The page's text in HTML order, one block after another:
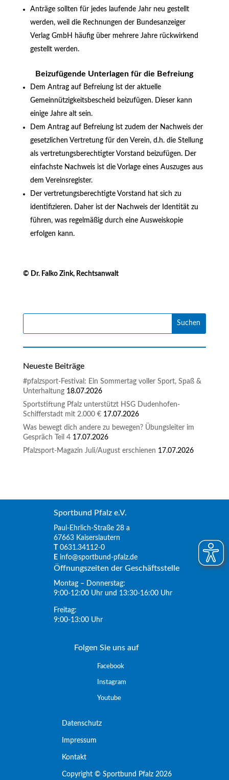
Anträge sollten für jedes laufende Jahr neu gestellt
werden, weil die Rechnungen der Bundesanzeiger
Verlag GmbH häufig über mehrere Jahre rückwirkend
gestellt werden.
Beizufügende Unterlagen für die Befreiung
Dem Antrag auf Befreiung ist der aktuelle
Gemeinnützigkeitsbescheid beizufügen. Dieser kann
einige Jahre alt sein.
Dem Antrag auf Befreiung ist zudem der Nachweis der
gesetzlichen Vertretung für den Verein, d.h. die Stellung
als vertretungsberechtigter Vorstand beizufügen. Der
einfachste Nachweis ist die Vorlage eines Auszuges aus
dem Vereinsregister.
Der vertretungsberechtigte Vorstand hat sich zu
identifizieren. Daher ist der Nachweis der Identität zu
führen, was regelmäßig durch eine Ausweiskopie
erfolgen kann.
© Dr. Falko Zink, Rechtsanwalt
Neueste Beiträge
#pfalzsport-Festival: Ein Sommertag voller Sport, Spaß &
Unterhaltung 18.07.2026
Sportstiftung Pfalz unterstützt HSG Dudenhofen-
Schifferstadt mit 2.000 € 17.07.2026
Was bewegt dich andere zu bewegen? Übungsleiter im
Gespräch Teil 4 17.07.2026
Pfalzsport-Magazin Juli/August erschienen 17.07.2026
Sportbund Pfalz e.V.
Paul-Ehrlich-Straße 28 a
67663 Kaiserslautern
0631.34112-0
E info@sportbund-pfalz.de
Öffnungszeiten der Geschäftsstelle
Montag – Donnerstag:
9:00-12:00 Uhr und 13:30-16:00 Uhr
Freitag:
9:00-13:00 Uhr
Folgen Sie uns auf
Facebook
Instagram
Youtube
Datenschutz
Impressum
Kontakt
Copyright © Sportbund Pfalz 2026